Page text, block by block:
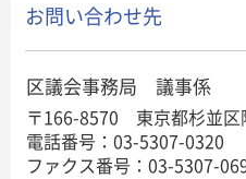
お問い合わせ先
区議会事務局 議事係
〒166-8570 東京都杉並区
電話番号：03-5307-0320
ファクス番号：03-5307-